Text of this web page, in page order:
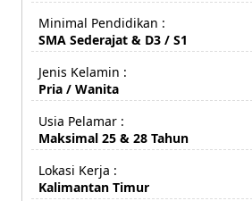
Minimal Pendidikan :
SMA Sederajat & D3 / S1
Jenis Kelamin :
Pria / Wanita
Usia Pelamar :
Maksimal 25 & 28 Tahun
Lokasi Kerja :
Kalimantan Timur